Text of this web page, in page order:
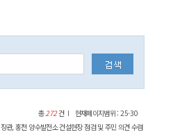
총272건 현재페이지범위 : 25-30